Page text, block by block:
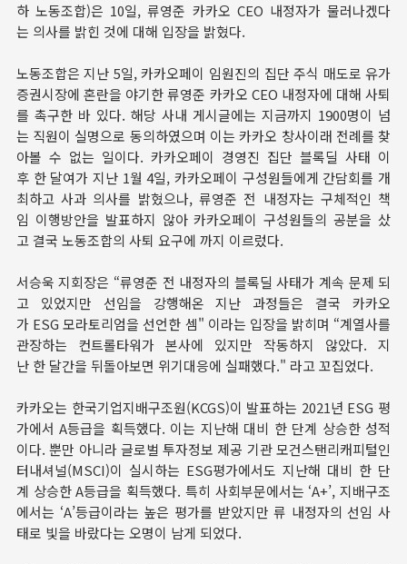
하 노동조합)은 10일, 류영준 카카오 CEO 내정자가 물러나겠다
는 의사를 밝힌 것에 대해 입장을 밝혔다.
노동조합은 지난 5일, 카카오페이 임원진의 집단 주식 매도로 유가
증권시장에 혼란을 야기한 류영준 카카오 CEO 내정자에 대해 사퇴
를 촉구한 바 있다. 해당 사내 게시글에는 지금까지 1900명이 넘
는 직원이 실명으로 동의하였으며 이는 카카오 창사이래 전례를 찾
아볼 수 없는 일이다. 카카오페이 경영진 집단 블록딜 사태 이
후 한 달여가 지난 1월 4일, 카카오페이 구성원들에게 간담회를 개
최하고 사과 의사를 밝혔으나, 류영준 전 내정자는 구체적인 책
임 이행방안을 발표하지 않아 카카오페이 구성원들의 공분을 샀
고 결국 노동조합의 사퇴 요구에 까지 이르렀다.
서승욱 지회장은 “류영준 전 내정자의 블록딜 사태가 계속 문제 되
고 있었지만 선임을 강행해온 지난 과정들은 결국 카카오
가 ESG 모라토리엄을 선언한 셈" 이라는 입장을 밝히며 “계열사를
관장하는 컨트롤타워가 본사에 있지만 작동하지 않았다. 지
난 한 달간을 뒤돌아보면 위기대응에 실패했다." 라고 꼬집었다.
카카오는 한국기업지배구조원(KCGS)이 발표하는 2021년 ESG 평
가에서 A등급을 획득했다. 이는 지난해 대비 한 단계 상승한 성적
이다. 뿐만 아니라 글로벌 투자정보 제공 기관 모건스탠리캐피털인
터내셔널(MSCI)이 실시하는 ESG평가에서도 지난해 대비 한 단
계 상승한 A등급을 획득했다. 특히 사회부문에서는 ‘A+’, 지배구조
에서는 ‘A’등급이라는 높은 평가를 받았지만 류 내정자의 선임 사
태로 빛을 바랐다는 오명이 남게 되었다.